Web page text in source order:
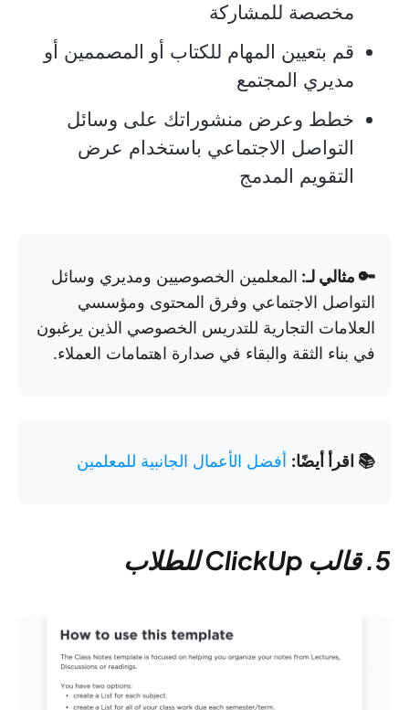
مخصصة للمشاركة
قم بتعيين المهام للكتاب أو المصممين أو
مديري المجتمع
خطط وعرض منشوراتك على وسائل
التواصل الاجتماعي باستخدام عرض
التقويم المدمج
🔑 مثالي لـ: المعلمين الخصوصيين ومديري وسائل
التواصل الاجتماعي وفرق المحتوى ومؤسسي
العلامات التجارية للتدريس الخصوصي الذين يرغبون
في بناء الثقة والبقاء في صدارة اهتمامات العملاء.
📚 اقرأ أيضًا: أفضل الأعمال الجانبية للمعلمين
5. قالب ClickUp للطلاب